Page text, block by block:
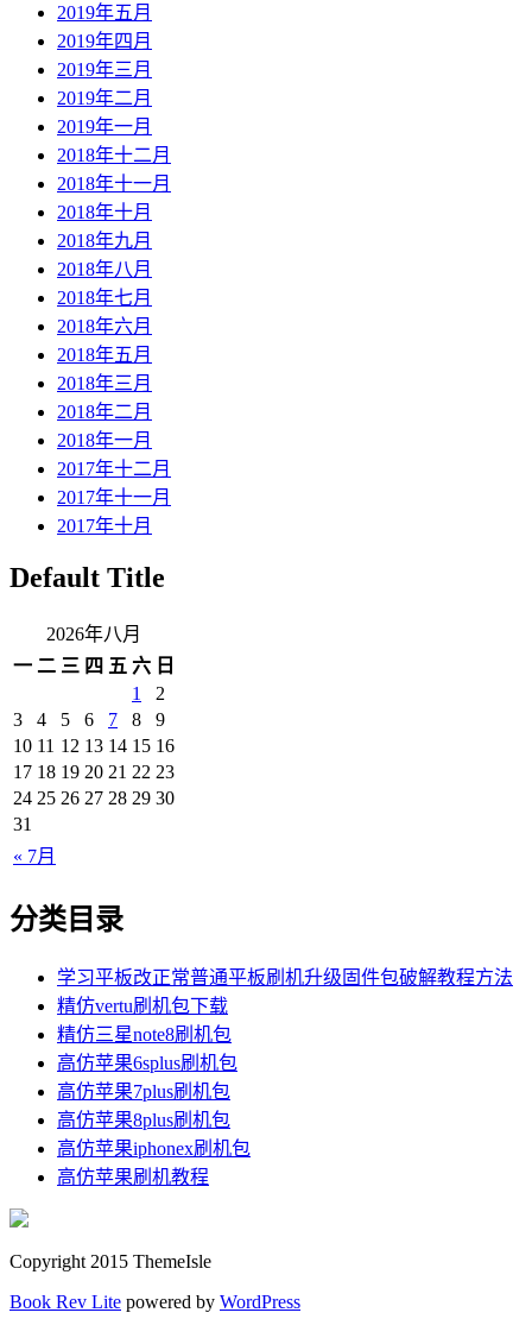
2019年五月
2019年四月
2019年三月
2019年二月
2019年一月
2018年十二月
2018年十一月
2018年十月
2018年九月
2018年八月
2018年七月
2018年六月
2018年五月
2018年三月
2018年二月
2018年一月
2017年十二月
2017年十一月
2017年十月
Default Title
2026年八月
一 二 三 四 五 六 日
« 7月
1
2
3
4 5 6 7 8
9
10 11 12 13 14 15 16
17 18 19 20 21 22 23
24 25 26 27 28 29 30
31
分类目录
学习平板改正常普通平板刷机升级固件包破解教程方法
精仿vertu刷机包下载
精仿三星note8刷机包
高仿苹果6splus刷机包
高仿苹果7plus刷机包
高仿苹果8plus刷机包
高仿苹果iphonex刷机包
高仿苹果刷机教程
Copyright 2015 ThemeIsle
Book Rev Lite powered by WordPress